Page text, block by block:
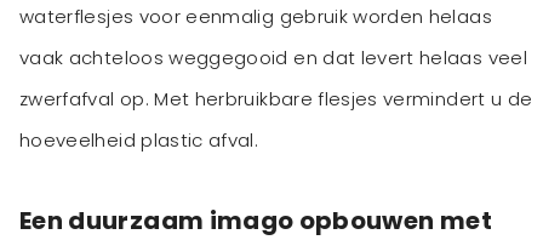
waterflesjes voor eenmalig gebruik worden helaas
vaak achteloos weggegooid en dat levert helaas veel
zwerfafval op. Met herbruikbare flesjes vermindert u de
hoeveelheid plastic afval.
Een duurzaam imago opbouwen met